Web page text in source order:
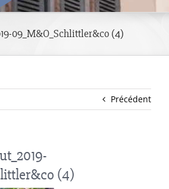
09_M&O_Schlittler&co (4)
Précédent
(4)